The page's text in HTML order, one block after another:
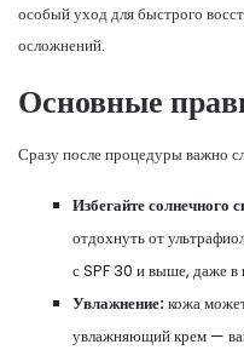
особый уход для быстрого
осложнений.
Основные
Сразу после процедуры важно
Избегайте солнечного
отдохнуть от
с SPF 30 и выше, даже в
Увлажнение:кожа
увлажняющий крем —